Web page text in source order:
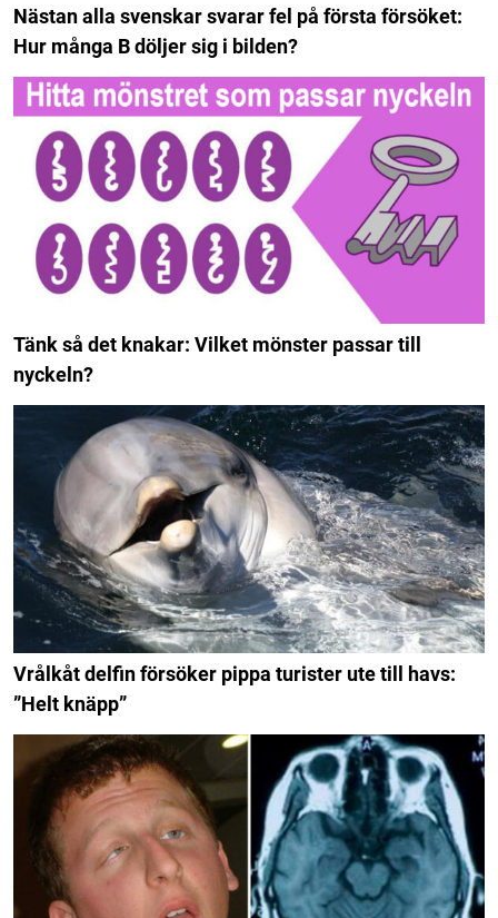
Nästan alla svenskar svarar fel på första försöket:
Hur många B döljer sig i bilden?
Tänk så det knakar: Vilket mönster passar till
nyckeln?
Vrålkåt delfin försöker pippa turister ute till havs:
”Helt knäpp”